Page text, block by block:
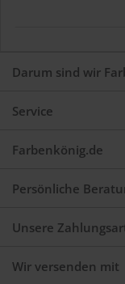
Darum sind wir
Service
Farbenkönig.de
Persönliche
Unsere
Wir versenden mit